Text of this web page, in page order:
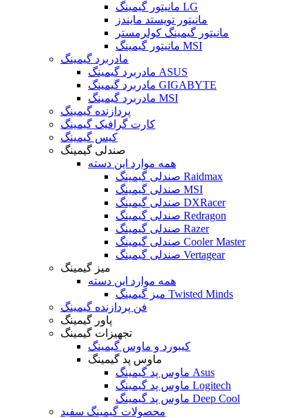
مانیتور گیمینگ LG
مانیتور تویستد مایندز
مانیتور گیمینگ کولرمستر
مانیتور گیمینگ MSI
مادربرد گیمینگ
مادربرد گیمینگ ASUS
مادربرد گیمینگ GIGABYTE
مادربرد گیمینگ MSI
پردازنده گیمینگ
کارت گرافیک گیمینگ
کیس گیمینگ
صندلی گیمینگ
همه موارد این دسته
صندلی گیمینگ Raidmax
صندلی گیمینگ MSI
صندلی گیمینگ DXRacer
صندلی گیمینگ Redragon
صندلی گیمینگ Razer
صندلی گیمینگ Cooler Master
صندلی گیمینگ Vertagear
میز گیمینگ
همه موارد این دسته
میز گیمینگ Twisted Minds
فن پردازنده گیمینگ
پاور گیمینگ
تجهیزات گیمینگ
کیبورد و ماوس گیمینگ
ماوس پد گیمینگ
ماوس پد گیمینگ Asus
ماوس پد گیمینگ Logitech
ماوس پد گیمینگ Deep Cool
محصولات گیمینگ سفید